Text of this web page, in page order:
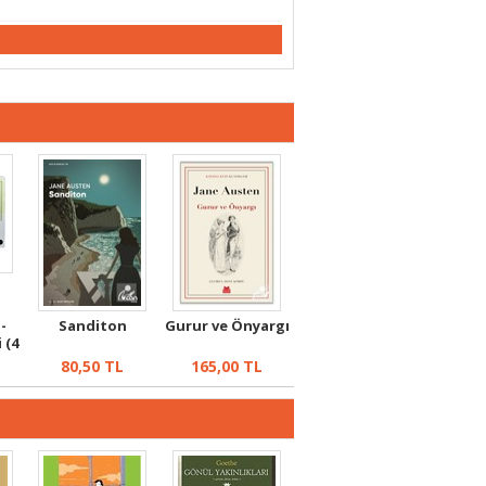
(4
Sanditon
80,50 TL
Gurur ve Önyargı
165,00 TL